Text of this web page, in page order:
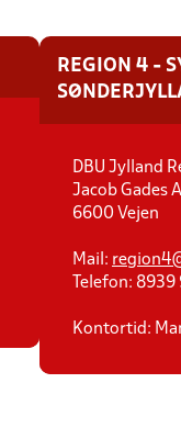
REGION 4 -
DBU Jylland
Jacob Gades
6600 Vejen
Mail:
Telefon:
Kontortid: